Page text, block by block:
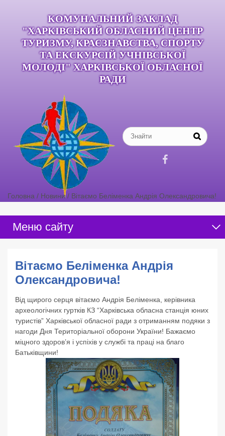
КОМУНАЛЬНИЙ ЗАКЛАД
"ХАРКІВСЬКИЙ ОБЛАСНИЙ ЦЕНТР
ТУРИЗМУ, КРАЄЗНАВСТВА, СПОРТУ
ТА ЕКСКУРСІЙ УЧНІВСЬКОЇ
МОЛОДІ" ХАРКІВСЬКОЇ ОБЛАСНОЇ
РАДИ

Головна / Новини / Вітаємо Беліменка Андрія Олександровича!
Меню сайту
Вітаємо Беліменка Андрія
Олександровича!
Від щирого серця вітаємо Андрія Беліменка, керівника
археологічних гуртків КЗ “Харківська обласна станція юних
туристів” Харківської обласної ради з отриманням подяки з
нагоди Дня Територіальної оборони України! Бажаємо
міцного здоров’я і успіхів у службі та праці на благо
Батьківщини!